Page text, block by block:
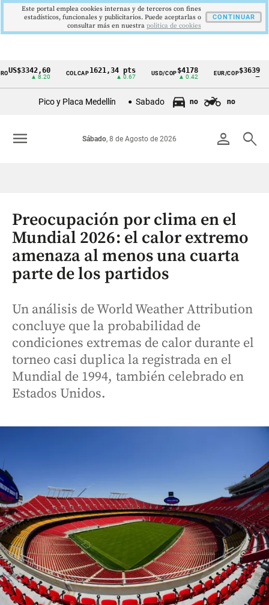
Cintillo
Colombia
▲ 8.20
COLCAP 1621,34 pts
▲ 0.67
USD/COP$4178
▲ 0.42
EUR/COP$3639
Pico y Placa Medellín Sabado no no
person search
Sábado, 8 de Agosto de 2026
menu
Preocupación por clima en el
Mundial 2026: el calor extremo
amenaza al menos una cuarta
parte de los partidos
Un análisis de World Weather Attribution
concluye que la probabilidad de
condiciones extremas de calor durante el
torneo casi duplica la registrada en el
Mundial de 1994, también celebrado en
Estados Unidos.
Este portal emplea cookies internas y de terceros con fines
estadísticos, funcionales y publicitarios. Puede aceptarlas o
consultar más en nuestra politica de cookies
CONTINUAR